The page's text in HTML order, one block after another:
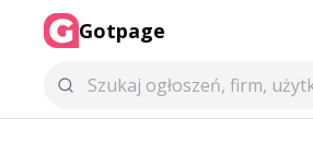
Gotpage